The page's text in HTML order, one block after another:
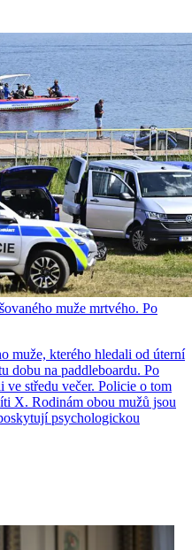
muže mrtvého. Po
muže, kterého hledali od úterní
dobu na paddleboardu. Po
ve středu večer. Policie o tom
X. Rodinám obou mužů jsou
psychologickou